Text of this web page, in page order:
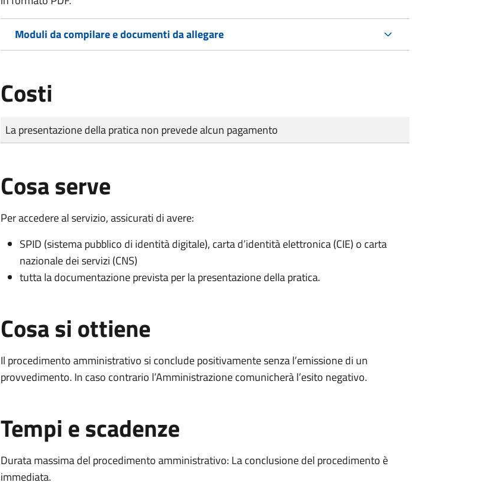
Moduli da compilare e documenti da allegare
Costi
Tipo di pagamento
Importo
La presentazione della pratica non prevede alcun pagamento
Cosa serve
Per accedere al servizio, assicurati di avere:
SPID (sistema pubblico di identità digitale), carta d’identità elettronica (CIE) o carta
nazionale dei servizi (CNS)
tutta la documentazione prevista per la presentazione della pratica.
Cosa si ottiene
Il procedimento amministrativo si conclude positivamente senza l’emissione di un
provvedimento. In caso contrario l’Amministrazione comunicherà l’esito negativo.
Tempi e scadenze
Durata massima del procedimento amministrativo: La conclusione del procedimento è
immediata.